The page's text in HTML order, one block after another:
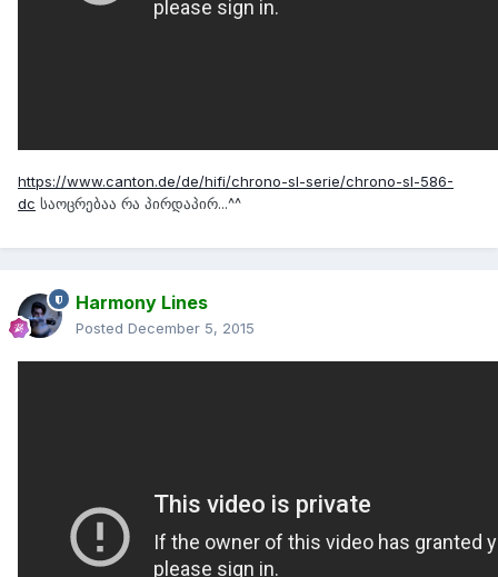
https://www.canton.de/de/hifi/chrono-sl-serie/chrono-sl-586-
dc საოცრებაა რა პირდაპირ...^^
Harmony Lines
Posted December 5, 2015